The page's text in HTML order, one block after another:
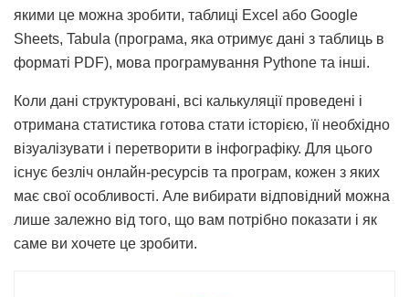
якими це можна зробити, таблиці Excel або Google
Sheets, Tabula (програма, яка отримує дані з таблиць в
форматі PDF), мова програмування Pythone та інші.
Коли дані структуровані, всі калькуляції проведені і
отримана статистика готова стати історією, її необхідно
візуалізувати і перетворити в інфографіку. Для цього
існує безліч онлайн-ресурсів та програм, кожен з яких
має свої особливості. Але вибирати відповідний можна
лише залежно від того, що вам потрібно показати і як
саме ви хочете це зробити.